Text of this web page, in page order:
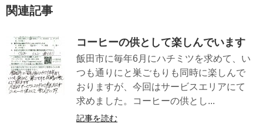
関連記事
コーヒーの供として楽しんでいます
飯田市に毎年6月にハチミツを求めて、い
つも通りにと巣ごもりも同時に楽しんで
おりますが、今回はサービスエリアにて
求めました。コーヒーの供とし...
記事を読む